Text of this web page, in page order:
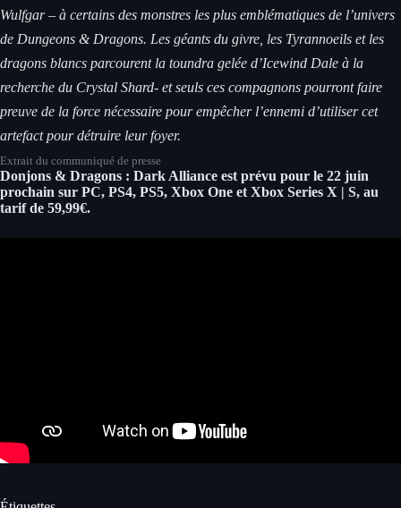
Wulfgar – à certains des monstres les plus emblématiques de l’univers
de Dungeons & Dragons. Les géants du givre, les Tyrannoeils et les
dragons blancs parcourent la toundra gelée d’Icewind Dale à la
recherche du Crystal Shard- et seuls ces compagnons pourront faire
preuve de la force nécessaire pour empêcher l’ennemi d’utiliser cet
artefact pour détruire leur foyer.
Extrait du communiqué de presse
Donjons & Dragons : Dark Alliance est prévu pour le 22 juin
prochain sur PC, PS4, PS5, Xbox One et Xbox Series X | S, au
tarif de 59,99€.